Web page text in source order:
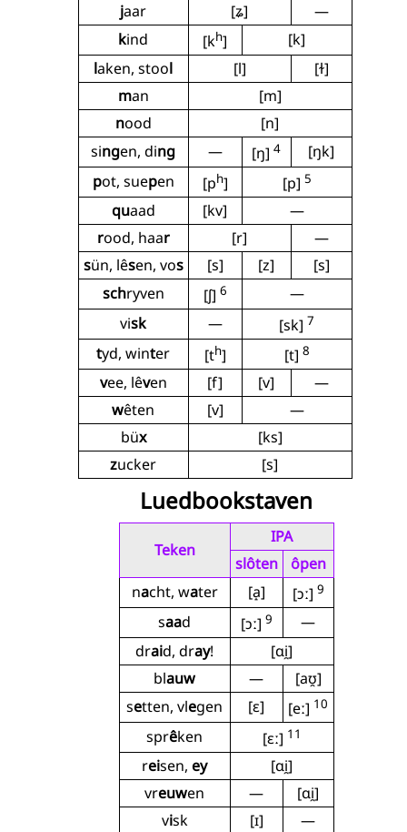
jaar [ʑ]
—
kind [kh]
[k]
laken, stool [l]
[ɫ]
man
[m]
nood
[n]
singen, ding — [ŋ] 4
[ŋk]
pot, suepen [ph] [p] 5
quaad [kv]
—
rood, haar [r]
—
sün, lêsen, vos [s] [z]
[s]
schryven [ʃ] 6
—
visk — [sk] 7
tyd, winter [th] [t] 8
vee, lêven [f] [v]
—
wêten [v]
—
büx
[ks]
zucker [s]
Luedbookstaven
Teken
IPA
slôten
ôpen
nacht, water [a̝] [ɔː] 9
saad [ɔː] 9
—
draid, dray!
[ɑi̯]
blauw —
[aʊ̯]
setten, vlegen [ɛ] [eː] 10
sprêken [ɛː] 11
reisen, ey
[ɑi̯]
vreuwen —
[ɑi̯]
visk [ɪ]
—